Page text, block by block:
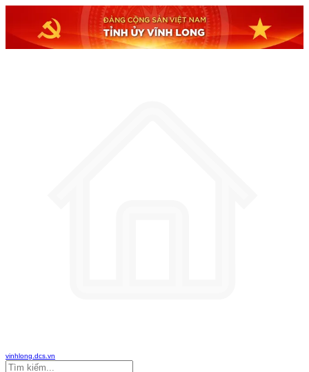
vinhlong.dcs.vn